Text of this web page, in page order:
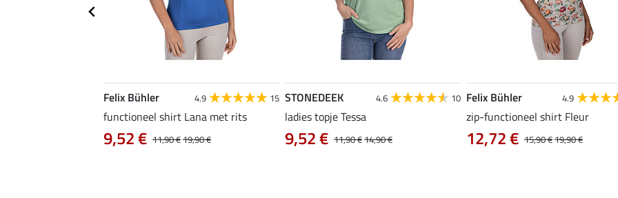
Felix Bühler 4.9 15
functioneel shirt Lana met rits
11,90 €19,90 €
9,52 €
STONEDEEK 4.6 10
ladies topje Tessa
11,90 €14,90 €
9,52 €
Felix Bühler 4.9
zip-functioneel shirt Fleur
15,90 €19,90 €
12,72 €